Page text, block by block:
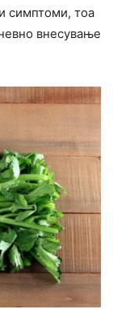
симптоми, тоа
внесување